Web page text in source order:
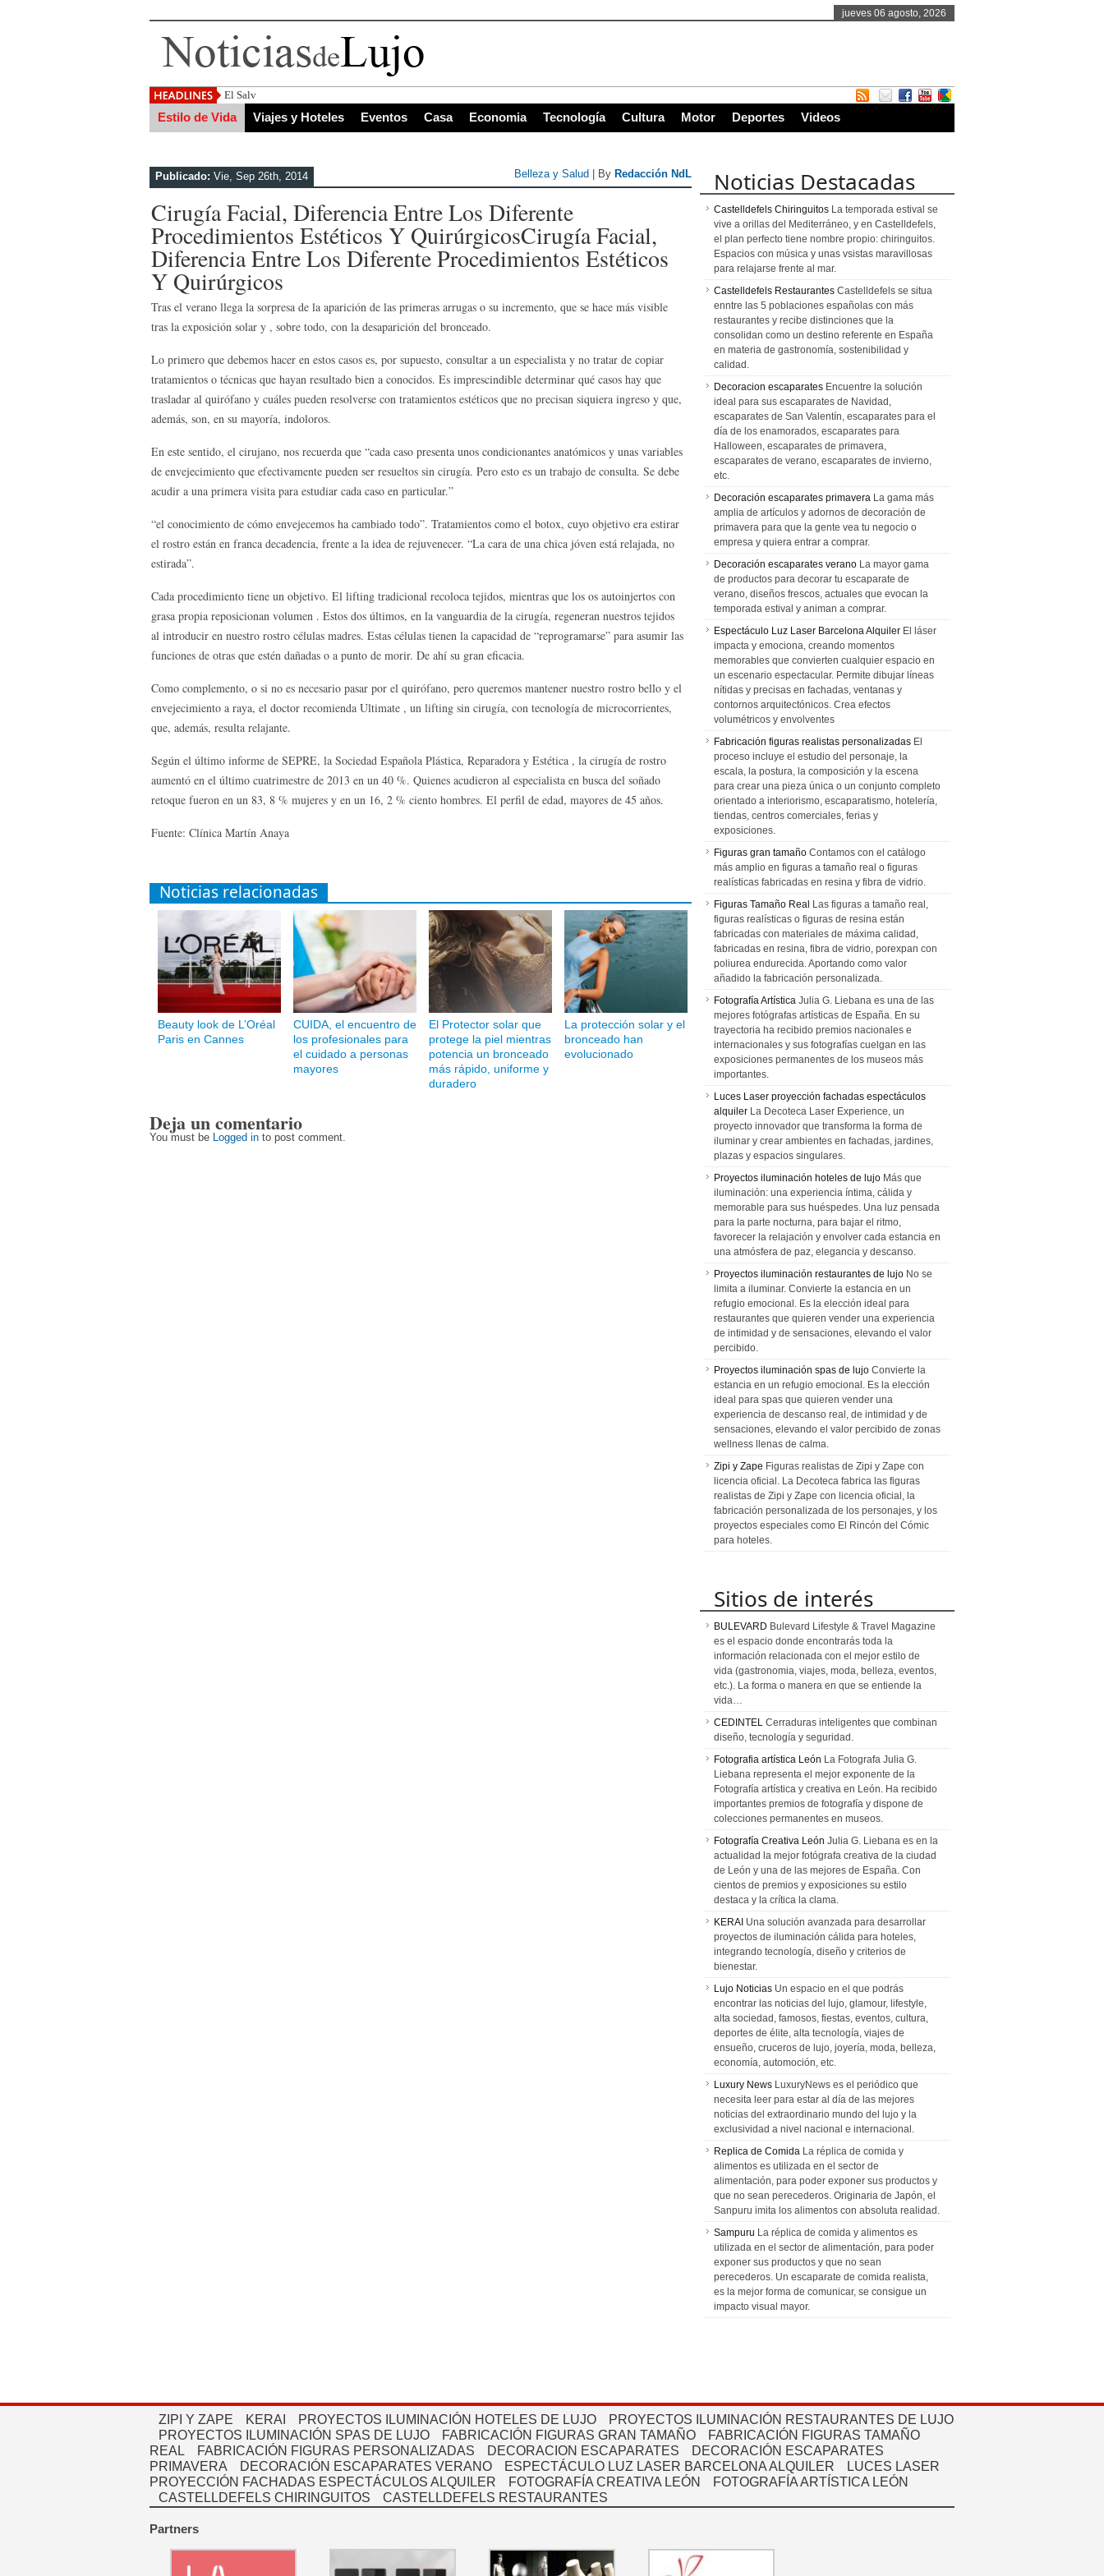
jueves 06 agosto, 2026
El Salvador, uno de los destinos
Estilo de Vida Viajes y Hoteles Eventos Casa Economia Tecnología Cultura Motor Deportes Videos
Publicado: Vie, Sep 26th, 2014 Belleza y Salud | By Redacción NdL
Cirugía Facial, Diferencia Entre Los Diferente
Procedimientos Estéticos Y QuirúrgicosCirugía Facial,
Diferencia Entre Los Diferente Procedimientos Estéticos
Y Quirúrgicos
Tras el verano llega la sorpresa de la aparición de las primeras arrugas o su incremento, que se hace más visible
tras la exposición solar y , sobre todo, con la desaparición del bronceado.
Lo primero que debemos hacer en estos casos es, por supuesto, consultar a un especialista y no tratar de copiar
tratamientos o técnicas que hayan resultado bien a conocidos. Es imprescindible determinar qué casos hay que
trasladar al quirófano y cuáles pueden resolverse con tratamientos estéticos que no precisan siquiera ingreso y que,
además, son, en su mayoría, indoloros.
En este sentido, el cirujano, nos recuerda que “cada caso presenta unos condicionantes anatómicos y unas variables
de envejecimiento que efectivamente pueden ser resueltos sin cirugía. Pero esto es un trabajo de consulta. Se debe
acudir a una primera visita para estudiar cada caso en particular.”
“el conocimiento de cómo envejecemos ha cambiado todo”. Tratamientos como el botox, cuyo objetivo era estirar
el rostro están en franca decadencia, frente a la idea de rejuvenecer. “La cara de una chica jóven está relajada, no
estirada”.
Cada procedimiento tiene un objetivo. El lifting tradicional recoloca tejidos, mientras que los os autoinjertos con
grasa propia reposicionan volumen . Estos dos últimos, en la vanguardia de la cirugía, regeneran nuestros tejidos
al introducir en nuestro rostro células madres. Estas células tienen la capacidad de “reprogramarse” para asumir las
funciones de otras que estén dañadas o a punto de morir. De ahí su gran eficacia.
Como complemento, o si no es necesario pasar por el quirófano, pero queremos mantener nuestro rostro bello y el
envejecimiento a raya, el doctor recomienda Ultimate , un lifting sin cirugía, con tecnología de microcorrientes,
que, además, resulta relajante.
Según el último informe de SEPRE, la Sociedad Española Plástica, Reparadora y Estética , la cirugía de rostro
aumentó en el último cuatrimestre de 2013 en un 40 %. Quienes acudieron al especialista en busca del soñado
retoque fueron en un 83, 8 % mujeres y en un 16, 2 % ciento hombres. El perfil de edad, mayores de 45 años.
Fuente: Clínica Martín Anaya
Noticias relacionadas
Beauty look de L’Oréal
Paris en Cannes
CUIDA, el encuentro de
los profesionales para
el cuidado a personas
mayores
El Protector solar que
protege la piel mientras
potencia un bronceado
más rápido, uniforme y
duradero
La protección solar y el
bronceado han
evolucionado
Deja un comentario
You must be Logged in to post comment.
Noticias Destacadas
Castelldefels Chiringuitos La temporada estival se
vive a orillas del Mediterráneo, y en Castelldefels,
el plan perfecto tiene nombre propio: chiringuitos.
Espacios con música y unas vsistas maravillosas
para relajarse frente al mar.
Castelldefels Restaurantes Castelldefels se situa
enntre las 5 poblaciones españolas con más
restaurantes y recibe distinciones que la
consolidan como un destino referente en España
en materia de gastronomía, sostenibilidad y
calidad.
Decoracion escaparates Encuentre la solución
ideal para sus escaparates de Navidad,
escaparates de San Valentín, escaparates para el
día de los enamorados, escaparates para
Halloween, escaparates de primavera,
escaparates de verano, escaparates de invierno,
etc.
Decoración escaparates primavera La gama más
amplia de artículos y adornos de decoración de
primavera para que la gente vea tu negocio o
empresa y quiera entrar a comprar.
Decoración escaparates verano La mayor gama
de productos para decorar tu escaparate de
verano, diseños frescos, actuales que evocan la
temporada estival y animan a comprar.
Espectáculo Luz Laser Barcelona Alquiler El láser
impacta y emociona, creando momentos
memorables que convierten cualquier espacio en
un escenario espectacular. Permite dibujar líneas
nítidas y precisas en fachadas, ventanas y
contornos arquitectónicos. Crea efectos
volumétricos y envolventes
Fabricación figuras realistas personalizadas El
proceso incluye el estudio del personaje, la
escala, la postura, la composición y la escena
para crear una pieza única o un conjunto completo
orientado a interiorismo, escaparatismo, hotelería,
tiendas, centros comerciales, ferias y
exposiciones.
Figuras gran tamaño Contamos con el catálogo
más amplio en figuras a tamaño real o figuras
realísticas fabricadas en resina y fibra de vidrio.
Figuras Tamaño Real Las figuras a tamaño real,
figuras realísticas o figuras de resina están
fabricadas con materiales de máxima calidad,
fabricadas en resina, fibra de vidrio, porexpan con
poliurea endurecida. Aportando como valor
añadido la fabricación personalizada.
Fotografía Artística Julia G. Liebana es una de las
mejores fotógrafas artísticas de España. En su
trayectoria ha recibido premios nacionales e
internacionales y sus fotografías cuelgan en las
exposiciones permanentes de los museos más
importantes.
Luces Laser proyección fachadas espectáculos
alquiler La Decoteca Laser Experience, un
proyecto innovador que transforma la forma de
iluminar y crear ambientes en fachadas, jardines,
plazas y espacios singulares.
Proyectos iluminación hoteles de lujo Más que
iluminación: una experiencia íntima, cálida y
memorable para sus huéspedes. Una luz pensada
para la parte nocturna, para bajar el ritmo,
favorecer la relajación y envolver cada estancia en
una atmósfera de paz, elegancia y descanso.
Proyectos iluminación restaurantes de lujo No se
limita a iluminar. Convierte la estancia en un
refugio emocional. Es la elección ideal para
restaurantes que quieren vender una experiencia
de intimidad y de sensaciones, elevando el valor
percibido.
Proyectos iluminación spas de lujo Convierte la
estancia en un refugio emocional. Es la elección
ideal para spas que quieren vender una
experiencia de descanso real, de intimidad y de
sensaciones, elevando el valor percibido de zonas
wellness llenas de calma.
Zipi y Zape Figuras realistas de Zipi y Zape con
licencia oficial. La Decoteca fabrica las figuras
realistas de Zipi y Zape con licencia oficial, la
fabricación personalizada de los personajes, y los
proyectos especiales como El Rincón del Cómic
para hoteles.
Sitios de interés
BULEVARD Bulevard Lifestyle & Travel Magazine
es el espacio donde encontrarás toda la
información relacionada con el mejor estilo de
vida (gastronomia, viajes, moda, belleza, eventos,
etc.). La forma o manera en que se entiende la
vida…
CEDINTEL Cerraduras inteligentes que combinan
diseño, tecnología y seguridad.
Fotografia artística León La Fotografa Julia G.
Liebana representa el mejor exponente de la
Fotografía artística y creativa en León. Ha recibido
importantes premios de fotografía y dispone de
colecciones permanentes en museos.
Fotografía Creativa León Julia G. Liebana es en la
actualidad la mejor fotógrafa creativa de la ciudad
de León y una de las mejores de España. Con
cientos de premios y exposiciones su estilo
destaca y la crítica la clama.
KERAI Una solución avanzada para desarrollar
proyectos de iluminación cálida para hoteles,
integrando tecnología, diseño y criterios de
bienestar.
Lujo Noticias Un espacio en el que podrás
encontrar las noticias del lujo, glamour, lifestyle,
alta sociedad, famosos, fiestas, eventos, cultura,
deportes de élite, alta tecnología, viajes de
ensueño, cruceros de lujo, joyería, moda, belleza,
economía, automoción, etc.
Luxury News LuxuryNews es el periódico que
necesita leer para estar al día de las mejores
noticias del extraordinario mundo del lujo y la
exclusividad a nivel nacional e internacional.
Replica de Comida La réplica de comida y
alimentos es utilizada en el sector de
alimentación, para poder exponer sus productos y
que no sean perecederos. Originaria de Japón, el
Sanpuru imita los alimentos con absoluta realidad.
Sampuru La réplica de comida y alimentos es
utilizada en el sector de alimentación, para poder
exponer sus productos y que no sean
perecederos. Un escaparate de comida realista,
es la mejor forma de comunicar, se consigue un
impacto visual mayor.
ZIPI Y ZAPE KERAI PROYECTOS ILUMINACIÓN HOTELES DE LUJO
PROYECTOS ILUMINACIÓN RESTAURANTES DE LUJO
PROYECTOS ILUMINACIÓN SPAS DE LUJO
FABRICACIÓN FIGURAS GRAN TAMAÑO
FABRICACIÓN FIGURAS TAMAÑO
REAL
FABRICACIÓN FIGURAS PERSONALIZADAS DECORACION ESCAPARATES
DECORACIÓN ESCAPARATES
PRIMAVERA
DECORACIÓN ESCAPARATES VERANO ESPECTÁCULO LUZ LASER BARCELONA ALQUILER
LUCES LASER
PROYECCIÓN FACHADAS ESPECTÁCULOS ALQUILER
FOTOGRAFÍA CREATIVA LEÓN
FOTOGRAFÍA ARTÍSTICA LEÓN
CASTELLDEFELS CHIRINGUITOS
CASTELLDEFELS RESTAURANTES
Partners